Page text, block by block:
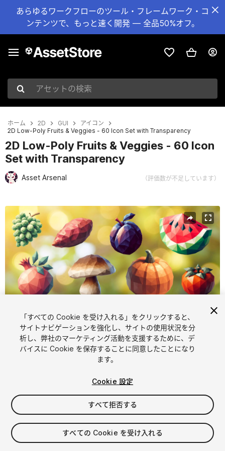
あらゆるワークフローのツール・フレームワーク・コ
ンテンツで、もっと速く開発 — 全品50%オフ。
アセットの検索
ホーム 2D GUI
アイコン
2D Low-Poly Fruits & Veggies - 60 Icon Set with Transparency
2D Low-Poly Fruits & Veggies - 60 Icon
Set with Transparency
Asset Arsenal （評価数が不足しています）
現在のスライド：1 / 3
1/3
$5.99
消費税は決済時に計算されます
「すべての Cookie を受け入れる」をクリックすると、
サイトナビゲーションを強化し、サイトの使用状況を分
析し、弊社のマーケティング活動を支援するために、デ
バイスに Cookie を保存することに同意したことになり
ます。
Cookie 設定
すべて拒否する
すべての Cookie を受け入れる